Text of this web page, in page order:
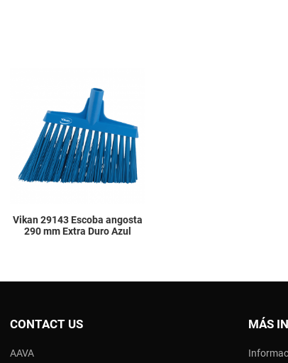
Vikan 29143 Escoba angosta
290 mm Extra Duro Azul
CONTACT US
AAVA
MÁS